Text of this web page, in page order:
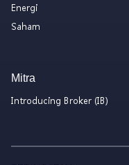
Energi
Saham
Mitra
Introducing Broker (IB)